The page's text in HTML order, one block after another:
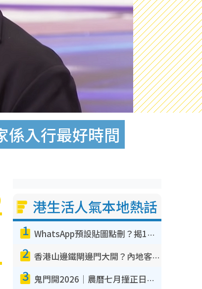
係入行最好時間
港生活人氣本地熱話
1 WhatsApp預設貼圖點刪？揭1招「反向操作」還原簡潔介面 附3步實測教學
2 香港山邊鐵閘邊門大開？內地客困惑意義何在！網民神回覆：呢種叫法理性防禦
3 鬼門開2026｜農曆七月撞正日全食特別邪？專家警告切忌做一事！揭4大禁忌+2招保平安